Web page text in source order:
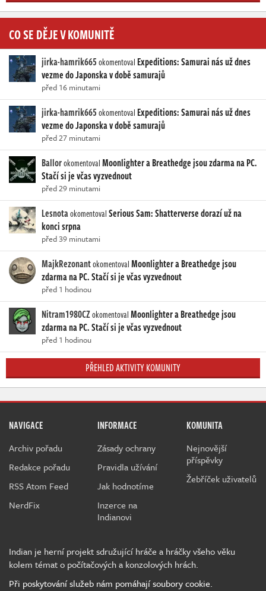
CO SE DĚJE V KOMUNITĚ
jirka-hamrik665okomentoval Expeditions: Samurai nás už dnes
vezme do Japonska v době samurajů
před 16 minutami
jirka-hamrik665okomentoval Expeditions: Samurai nás už dnes
vezme do Japonska v době samurajů
před 27 minutami
BallorokomentovalMoonlighter a Breathedge jsou zdarma na PC.
Stačí si je včas vyzvednout
před 29 minutami
LesnotaokomentovalSerious Sam: Shatterverse dorazí už na
konci srpna
před 39 minutami
MajkRezonantokomentovalMoonlighter a Breathedge jsou
zdarma na PC. Stačí si je včas vyzvednout
před 1 hodinou
Nitram1980CZokomentovalMoonlighter a Breathedge jsou
zdarma na PC. Stačí si je včas vyzvednout
před 1 hodinou
PŘEHLED AKTIVITY KOMUNITY
NAVIGACE
Archiv pořadu
Redakce pořadu
RSS Atom Feed
NerdFix
INFORMACE
Zásady ochrany
Pravidla užívání
Jak hodnotíme
Inzerce na
Indianovi
KOMUNITA
Nejnovější
příspěvky
Žebříček uživatelů
Indian je herní projekt sdružující hráče a hráčky všeho věku
kolem témat o počítačových a konzolových hrách.
Při poskytování služeb nám pomáhají soubory cookie.